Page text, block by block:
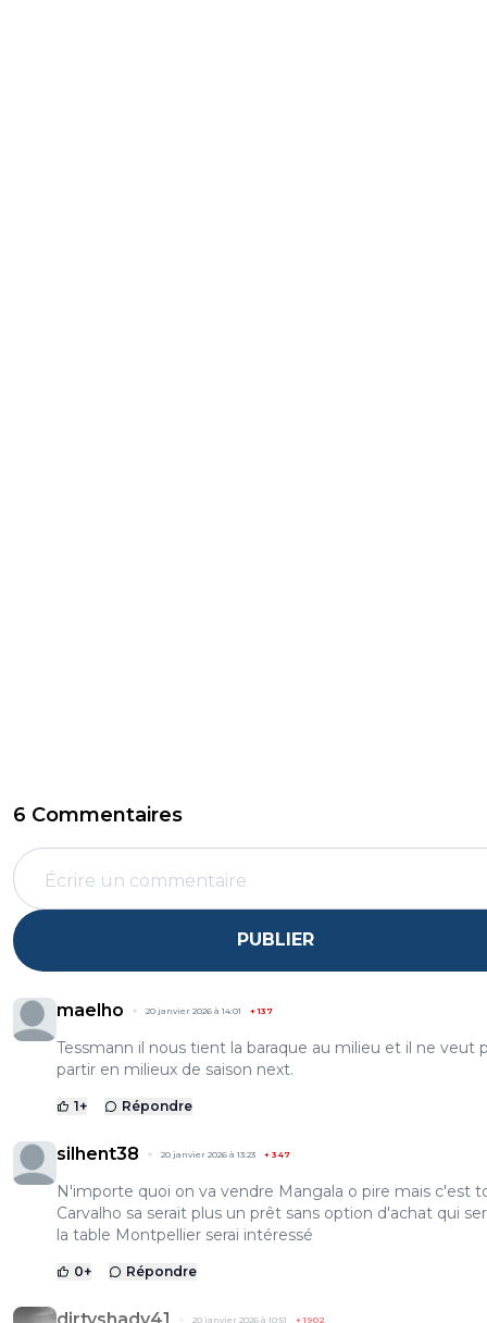
6 Commentaires
PUBLIER
maelho 20 janvier 2026 à 14:01 +137
Tessmann il nous tient la baraque au milieu et il ne veut
partir en milieux de saison next.
1+ Répondre
silhent38 20 janvier 2026 à 13:23 + 347
N'importe quoi on va vendre Mangala o pire mais c'est
Carvalho sa serait plus un prêt sans option d'achat qui
la table Montpellier serai intéressé
0+ Répondre
dirtyshady41 20 janvier 2026 à 10:51 +1902